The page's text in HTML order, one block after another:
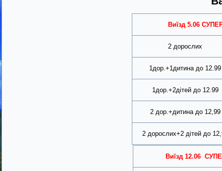
Виїзд 5.06
2 дорослих
1дор.+1дитина до 12.99
1дор.+2дітей до 12.99
2 дор.+дитина до 12,99
2 дорослих+2 дітей до
Виїзд 12.06